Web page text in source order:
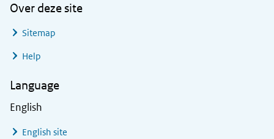
Over deze site
Sitemap
Help
Language
English
English site